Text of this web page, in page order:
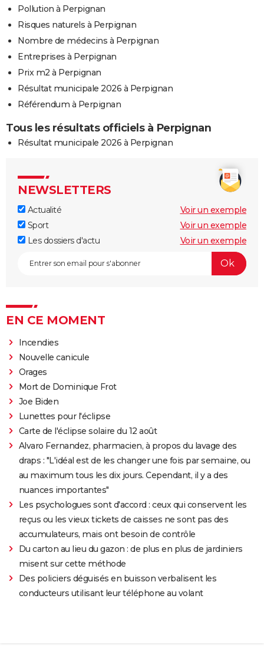
Pollution à Perpignan
Risques naturels à Perpignan
Nombre de médecins à Perpignan
Entreprises à Perpignan
Prix m2 à Perpignan
Résultat municipale 2026 à Perpignan
Référendum à Perpignan
Tous les résultats officiels à Perpignan
Résultat municipale 2026 à Perpignan
NEWSLETTERS
Actualité
Voir un exemple
Sport
Voir un exemple
Les dossiers d'actu
Voir un exemple
EN CE MOMENT
Incendies
Nouvelle canicule
Orages
Mort de Dominique Frot
Joe Biden
Lunettes pour l'éclipse
Carte de l'éclipse solaire du 12 août
Alvaro Fernandez, pharmacien, à propos du lavage des
draps : "L'idéal est de les changer une fois par semaine, ou
au maximum tous les dix jours. Cependant, il y a des
nuances importantes"
Les psychologues sont d'accord : ceux qui conservent les
reçus ou les vieux tickets de caisses ne sont pas des
accumulateurs, mais ont besoin de contrôle
Du carton au lieu du gazon : de plus en plus de jardiniers
misent sur cette méthode
Des policiers déguisés en buisson verbalisent les
conducteurs utilisant leur téléphone au volant